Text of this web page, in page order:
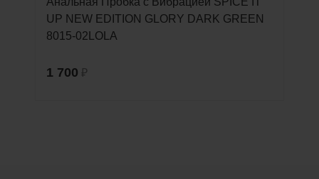
UP NEW EDITION GLORY DARK GREEN
8015-02LOLA
1 700 ₽